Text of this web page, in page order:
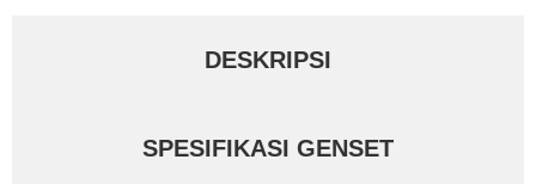
DESKRIPSI
SPESIFIKASI GENSET